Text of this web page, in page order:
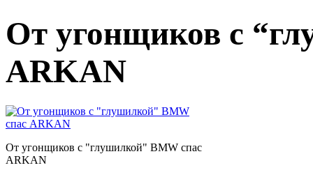
От угонщиков с
ARKAN
От угонщиков с "глушилкой" BMW спас
ARKAN